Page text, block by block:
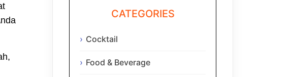
CATEGORIES
Cocktail
Food & Beverage